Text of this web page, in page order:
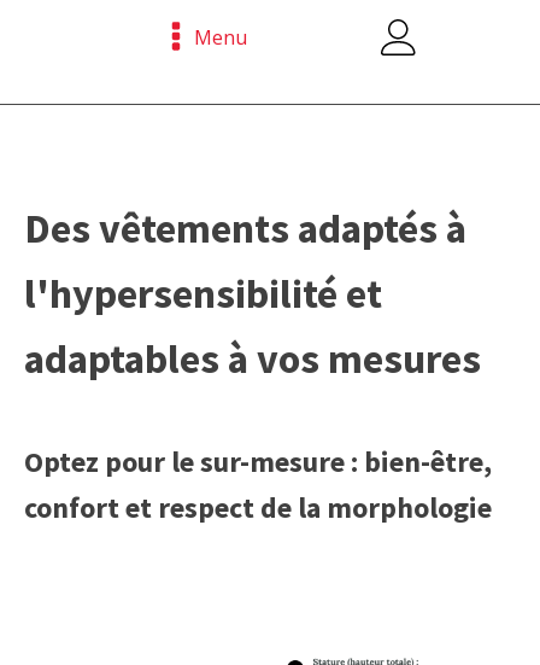
Menu
Des vêtements adaptés à
l'hypersensibilité et
adaptables à vos mesures
Optez pour le sur-mesure : bien-être,
confort et respect de la morphologie